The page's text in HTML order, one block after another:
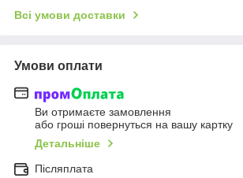
Всі умови доставки
Умови оплати
Ви отримаєте замовлення
або гроші повернуться на вашу картку
Детальніше
Післяплата